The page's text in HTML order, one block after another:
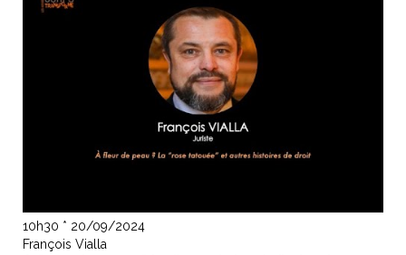
10h30 * 20/09/2024
François Vialla